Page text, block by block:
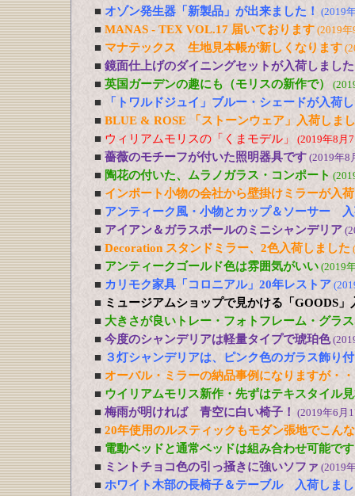
■ オゾン発生器「新製品」が出来ました！ (2019
■ MANAS - TEX VOL.17 届いております (2019
■ マナテックス 生地見本帳が新しくなります
■ 鏡面仕上げのダイニングセットが入荷しました
■ 英国ガーデンの趣にも（モリスの新作で）
■
「トワルドジュイ」ブルー・シェードが入荷
■ BLUE & ROSE 「ストーンウェア」入荷しま
■ ウィリアムモリスの「くまモデル」 (2019年8月
■ 薔薇のモチーフが付いた照明器具です (2019年8
■ 陶花の付いた、ムラノガラス・コンポート
■ インポート小物の会社から壁掛けミラーが入荷
■ アンティーク風・小物とカップ＆ソーサー
■ アイアン＆ガラスボールのミニシャンデリア
■ Decoration スタンドミラー、2色入荷しました
■ アンティークゴールド色は雰囲気がいい (2019
■ カリモク家具「コロニアル」20年レストア
■ ミュージアムショップで見かける「GOODS」
■ 大きさが良いトレー・フォトフレーム・グラ
■ 今度のシャンデリアは軽量タイプで琥珀色
■ ３灯シャンデリアは、ピンク色のガラス飾り付
■ オーバル・ミラーの納品事例になりますが・
■ ウイリアムモリス新作・先ずはテキスタイル
■ 梅雨が明ければ 青空に白い椅子！ (2019年6月
■ 20年使用のルスティックもモダン張地でこん
■ 電動ベッドと通常ベッドは組み合わせ可能です
■ ミントチョコ色の引っ掻きに強いソファ (2019
■ ホワイト木部の長椅子＆テーブル 入荷しま